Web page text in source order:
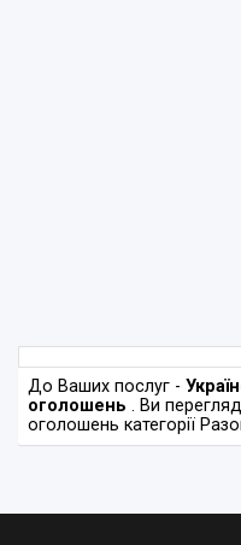
До Ваших послуг -
оголошень . Ви
оголошень категорії